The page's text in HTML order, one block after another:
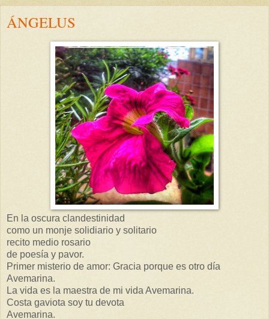
ÁNGELUS
En la oscura clandestinidad
como un monje solidiario y solitario
recito medio rosario
de poesía y pavor.
Primer misterio de amor: Gracia porque es otro día
Avemarina.
La vida es la maestra de mi vida Avemarina.
Costa gaviota soy tu devota
Avemarina.